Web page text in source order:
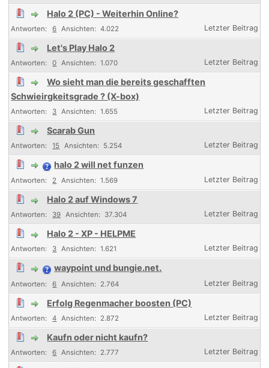
Halo 2 (PC) - Weiterhin Online?
6 4.022
Let's Play Halo 2
0 1.070
Wo sieht man die bereits geschafften
Schwieirgkeitsgrade ? (X-box)
3 1.655
Scarab Gun
15 5.254
halo 2 will net funzen
2 1.569
Halo 2 auf Windows 7
39 37.304
Halo 2 - XP - HELPME
3 1.621
waypoint und bungie.net.
6 2.764
Erfolg Regenmacher boosten (PC)
4 2.872
Kaufn oder nicht kaufn?
6 2.777